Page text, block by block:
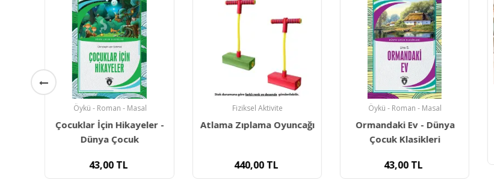
Öykü - Roman - Masal
Çocuklar İçin Hikayeler -
Dünya Çocuk
43,00TL
Fiziksel Aktivite
Atlama Zıplama Oyuncağı
440,00TL
Öykü - Roman - Masal
Ormandaki Ev - Dünya
Çocuk Klasikleri
43,00TL